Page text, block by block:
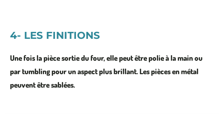
4- LES FINITIONS
Une fois la pièce sortie du four, elle peut êtrepolie à la main ou
par tumblingpour unaspect plus brillant. Les pièces enmétal
peuvent être sablées.